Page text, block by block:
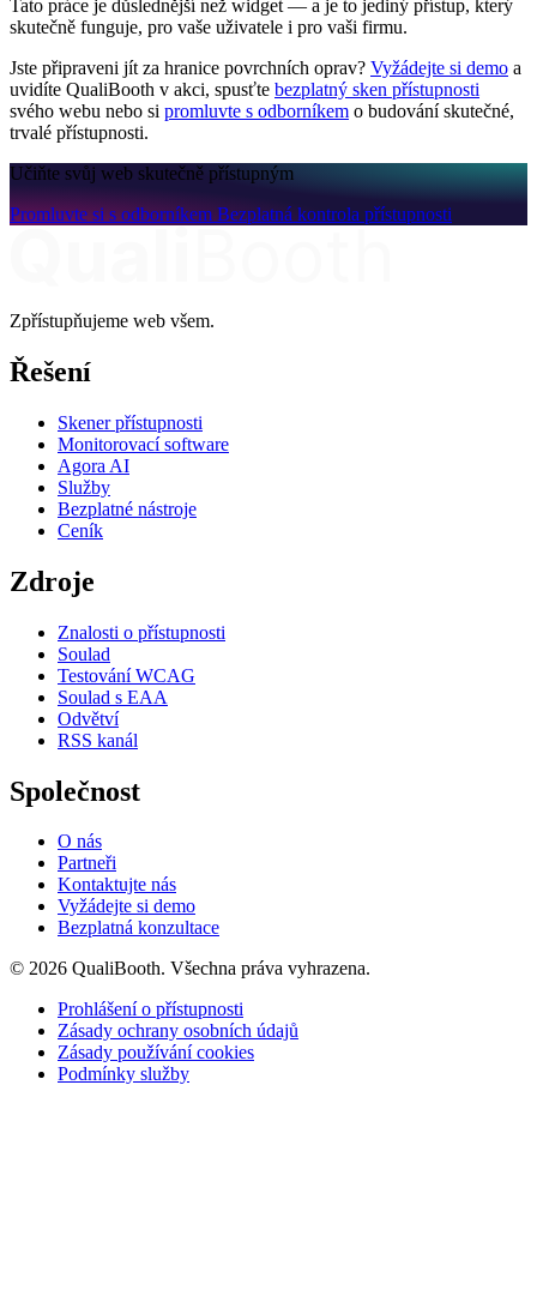
Tato práce je důslednější než widget — a je to jediný přístup, který
skutečně funguje, pro vaše uživatele i pro vaši firmu.
Jste připraveni jít za hranice povrchních oprav? Vyžádejte si demo a
uvidíte QualiBooth v akci, spusťte bezplatný sken přístupnosti
svého webu nebo si promluvte s odborníkem o budování skutečné,
trvalé přístupnosti.
Učiňte svůj web skutečně přístupným
Promluvte si s odborníkem Bezplatná kontrola přístupnosti
Zpřístupňujeme web všem.
Řešení
Skener přístupnosti
Monitorovací software
Agora AI
Služby
Bezplatné nástroje
Ceník
Zdroje
Znalosti o přístupnosti
Soulad
Testování WCAG
Soulad s EAA
Odvětví
RSS kanál
Společnost
O nás
Partneři
Kontaktujte nás
Vyžádejte si demo
Bezplatná konzultace
© 2026 QualiBooth. Všechna práva vyhrazena.
Prohlášení o přístupnosti
Zásady ochrany osobních údajů
Zásady používání cookies
Podmínky služby